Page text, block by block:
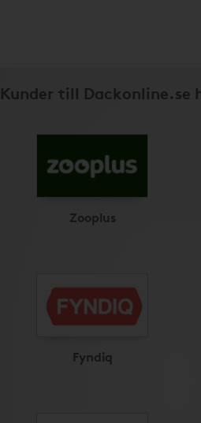
Kunder till Dackonline.se
Zooplus
Fyndiq